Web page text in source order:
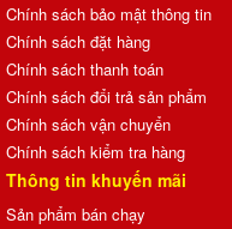
Chính sách bảo mật thông tin
Chính sách đặt hàng
Chính sách thanh toán
Chính sách đổi trả sản phẩm
Chính sách vận chuyển
Chính sách kiểm tra hàng
Thông tin khuyến mãi
Sản phẩm bán chạy